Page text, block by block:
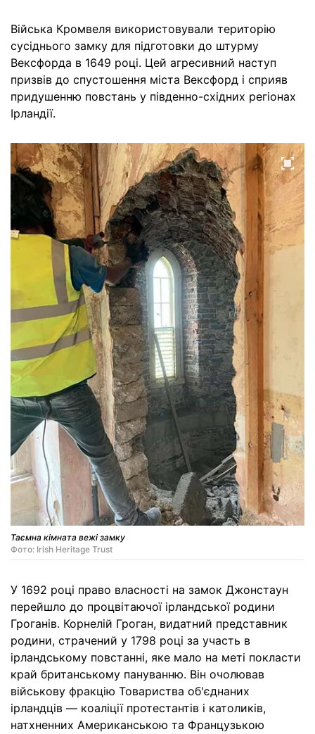
Війська Кромвеля використовували територію
сусіднього замку для підготовки до штурму
Вексфорда в 1649 році. Цей агресивний наступ
призвів до спустошення міста Вексфорд і сприяв
придушенню повстань у південно-східних регіонах
Ірландії.
Таємна кімната вежі замку
Фото: Irish Heritage Trust
У 1692 році право власності на замок Джонстаун
перейшло до процвітаючої ірландської родини
Гроганів. Корнелій Гроган, видатний представник
родини, страчений у 1798 році за участь в
ірландському повстанні, яке мало на меті покласти
край британському пануванню. Він очолював
військову фракцію Товариства об'єднаних
ірландців — коаліції протестантів і католиків,
натхненних Американською та Французькою